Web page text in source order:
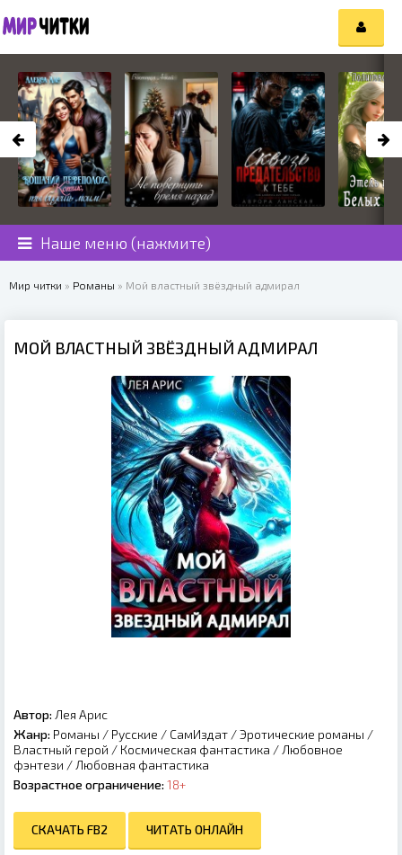
Наше меню (нажмите)
Мир читки » Романы » Мой властный звёздный адмирал
МОЙ ВЛАСТНЫЙ ЗВЁЗДНЫЙ АДМИРАЛ
Автор: Лея Арис
Жанр: Романы / Русские / СамИздат /Эротические романы /
Властный герой / Космическая фантастика / Любовное
фэнтези / Любовная фантастика
Возрастное ограничение: 18+
СКАЧАТЬ FB2 ЧИТАТЬ ОНЛАЙН